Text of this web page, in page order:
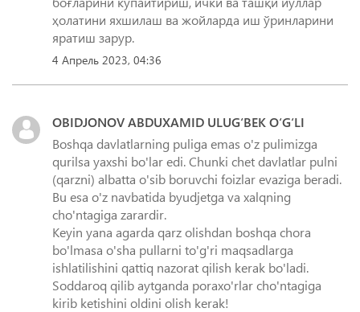
ҳолатини яхшилаш ва жойларда иш ўринларини
яратиш зарур.
4 Апрель 2023, 04:36
OBIDJONOV ABDUXAMID ULUG‘BEK O‘G‘LI
Boshqa davlatlarning puliga emas o'z pulimizga
qurilsa yaxshi bo'lar edi. Chunki chet davlatlar pulni
(qarzni) albatta o'sib boruvchi foizlar evaziga beradi.
Bu esa o'z navbatida byudjetga va xalqning
cho'ntagiga zarardir.
Keyin yana agarda qarz olishdan boshqa chora
bo'lmasa o'sha pullarni to'g'ri maqsadlarga
ishlatilishini qattiq nazorat qilish kerak bo'ladi.
Soddaroq qilib aytganda poraxo'rlar cho'ntagiga
kirib ketishini oldini olish kerak!